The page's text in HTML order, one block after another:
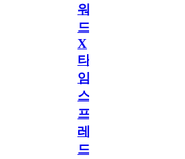
워
드
X
타
임
스
프
레
드]